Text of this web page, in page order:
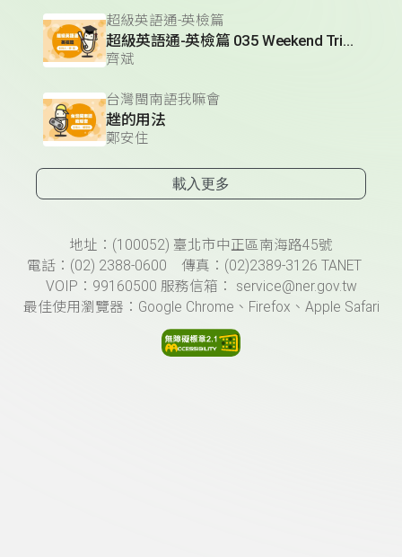
超級英語通-英檢篇
超級英語通-英檢篇 035 Weekend Trip- 週末旅遊
齊斌
台灣閩南語我嘛會
趖的用法
鄭安住
載入更多
頁尾資訊地址：(100052) 臺北市中正區南海路45號
電話：(02) 2388-0600 傳真：(02)2389-3126 TANET
VOIP：99160500 服務信箱： service@ner.gov.tw
最佳使用瀏覽器：Google Chrome、Firefox、Apple Safari